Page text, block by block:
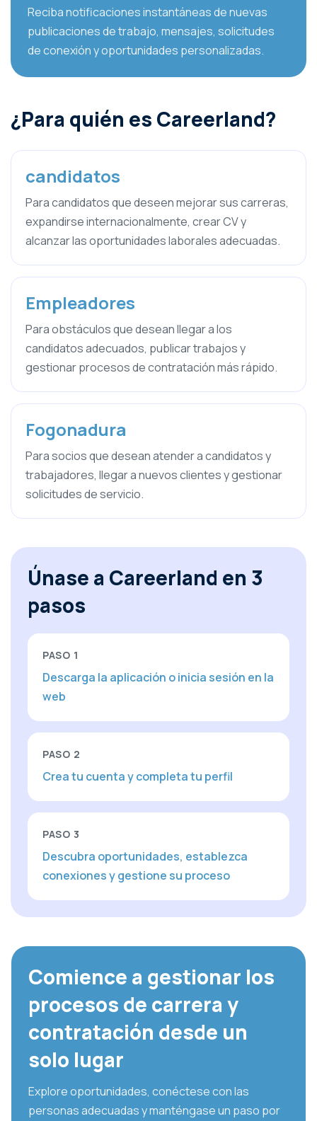
Reciba notificaciones instantáneas de nuevas
publicaciones de trabajo, mensajes, solicitudes
de conexión y oportunidades personalizadas.
¿Para quién es Careerland?
candidatos
Para candidatos que deseen mejorar sus carreras,
expandirse internacionalmente, crear CV y ​​
alcanzar las oportunidades laborales adecuadas.
Empleadores
Para obstáculos que desean llegar a los
candidatos adecuados, publicar trabajos y
gestionar procesos de contratación más rápido.
Fogonadura
Para socios que desean atender a candidatos y
trabajadores, llegar a nuevos clientes y gestionar
solicitudes de servicio.
Únase a Careerland en 3
pasos
PASO 1
Descarga la aplicación o inicia sesión en la
web
PASO 2
Crea tu cuenta y completa tu perfil
PASO 3
Descubra oportunidades, establezca
conexiones y gestione su proceso
Comience a gestionar los
procesos de carrera y
contratación desde un
solo lugar
Explore oportunidades, conéctese con las
personas adecuadas y manténgase un paso por